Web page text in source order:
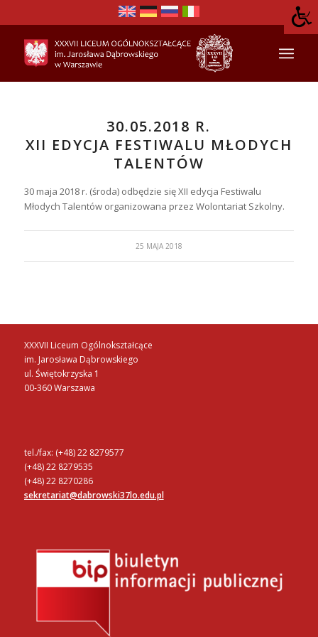
30.05.2018 R.
XII EDYCJA FESTIWALU MŁODYCH
TALENTÓW
30 maja 2018 r. (środa) odbędzie się XII edycja Festiwalu
Młodych Talentów organizowana przez Wolontariat Szkolny.
25 MAJA 2018
XXXVII Liceum Ogólnokształcące
im. Jarosława Dąbrowskiego
ul. Świętokrzyska 1
00-360 Warszawa
tel./fax: (+48) 22 8279577
(+48) 22 8279535
(+48) 22 8270286
sekretariat@dabrowski37lo.edu.pl